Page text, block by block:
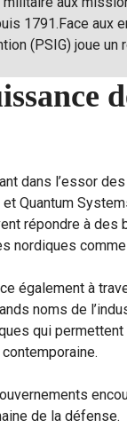
1791.Face aux
(PSIG) joue un
dans l’essor
Quantum
répondre à
nordiques
également à
noms de
qui
de la défense.